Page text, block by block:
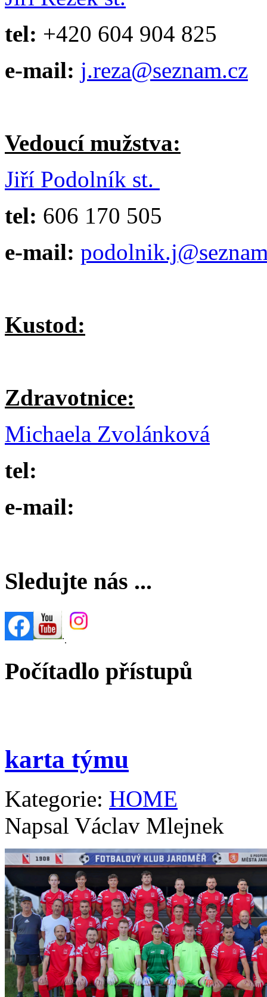
tel: +420 604 904 825
e-mail: j.reza@seznam.cz
Vedoucí mužstva:
Jiří Podolník st.
tel: 606 170 505
e-mail:
Kustod:
Zdravotnice:
Michaela Zvolánková
tel:
e-mail:
Sledujte nás ...
..
Počítadlo přístupů
karta týmu
Kategorie: HOME
Napsal Václav Mlejnek